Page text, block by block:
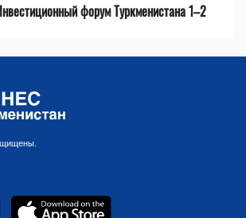
форум Туркменистана 1–2